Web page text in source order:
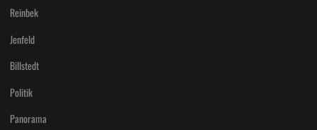
Reinbek
Jenfeld
Billstedt
Politik
Panorama